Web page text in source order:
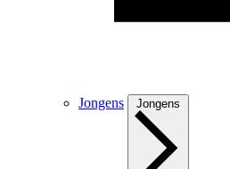
Jongens Jongens